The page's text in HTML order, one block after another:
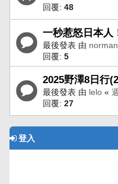
回覆: 48
一秒惹怒日本人
最後發表 由 norman
回覆: 5
2025野澤8日行
最後發表 由 lelo «
回覆: 27
登入